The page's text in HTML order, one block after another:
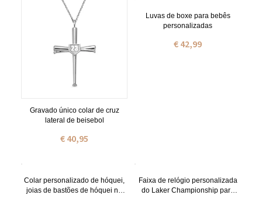
Gravado único colar de cruz
lateral de beisebol
€ 40,95
Luvas de boxe para bebês
personalizadas
€ 42,99
Colar personalizado de hóquei,
joias de bastões de hóquei no
Faixa de relógio personalizada
do Laker Championship para